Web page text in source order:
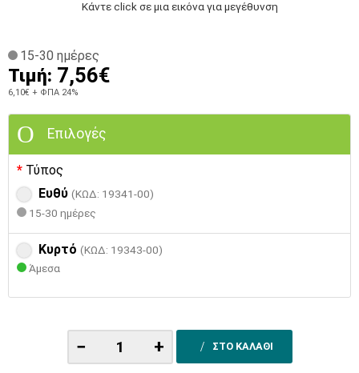
Κάντε click σε μια εικόνα για μεγέθυνση
15-30 ημέρες
Τιμή: 7,56€
6,10€ + ΦΠΑ 24%
Επιλογές
Τύπος
Ευθύ (ΚΩΔ: 19341-00)
15-30 ημέρες
Κυρτό (ΚΩΔ: 19343-00)
Άμεσα
− + ΣΤΟ ΚΑΛΑΘΙ